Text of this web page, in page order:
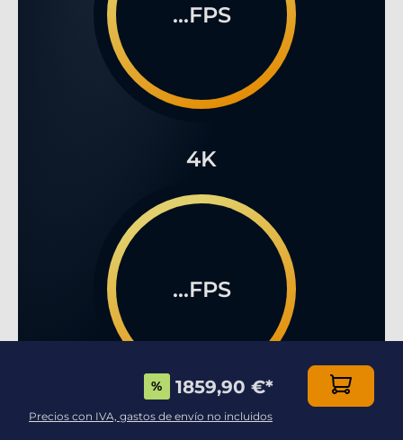
...FPS
4K
...FPS
% 1859,90 €*
Precios con IVA, gastos de envío no incluidos